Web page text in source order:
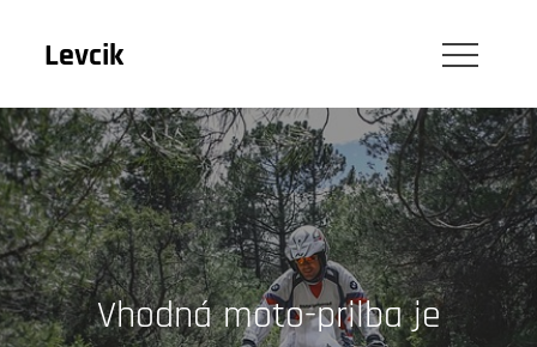
Levcik
Vhodná moto-prilba je